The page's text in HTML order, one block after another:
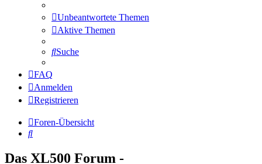
Unbeantwortete Themen
Aktive Themen
Suche
FAQ
Anmelden
Registrieren
Foren-Übersicht
Suche
Das XL500 Forum -